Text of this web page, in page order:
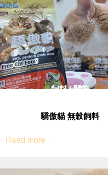
飼料 | 開箱
驕傲貓 無榖飼料
Raed more